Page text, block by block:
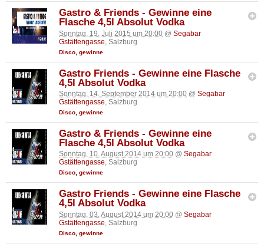
Gastro & Friends - Gewinne eine
Flasche 4,5l Absolut Vodka
Sonntag, 19. Juli 2015 um 20:00 @ Segabar
Gstättengasse , Salzburg
Disco gewinne
Gastro Friends - Gewinne eine Flasche
4,5l Absolut Vodka
Sonntag, 14. September 2014 um 20:00 @ Segabar
Gstättengasse, Salzburg
Disco gewinne
Gastro & Friends - Gewinne eine
Flasche 4,5l Absolut Vodka
Sonntag, 10. August 2014 um 20:00 @ Segabar
Gstättengasse, Salzburg
Disco, gewinne
Gastro Friends - Gewinne eine Flasche
4,5l Absolut Vodka
Sonntag, 03. August 2014 um 20:00 @ Segabar
Gstättengasse , Salzburg
Disco gewinne